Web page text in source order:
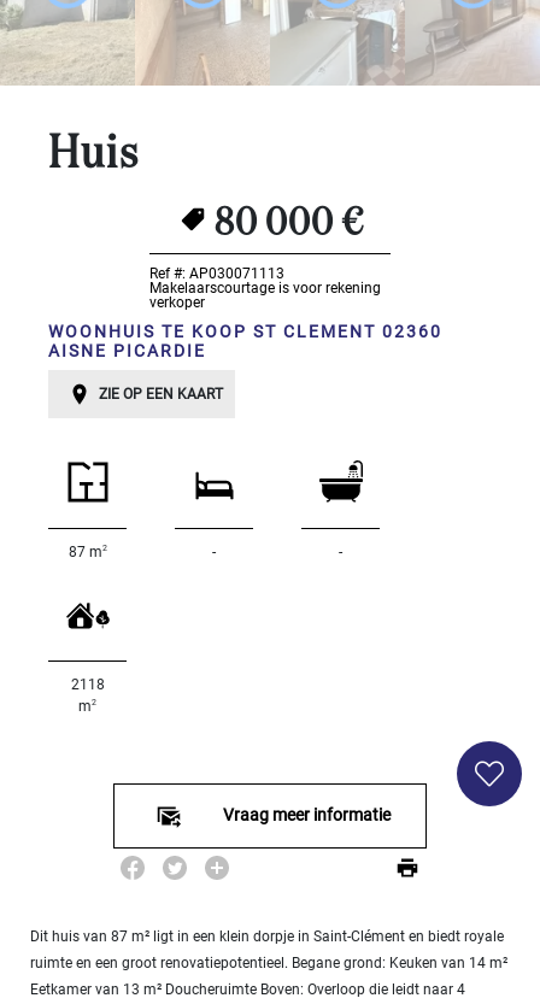
Slaapkamers:
3-5
Omgeving:
SPECIFICEER
onderhoud:
oppervlakte
000
- 5
000
Huis
80 000 €
Ref #: AP030071113
Makelaarscourtage is voor rekening
verkoper
WOONHUIS TE KOOP ST CLEMENT 02360
AISNE PICARDIE
ZIE OP EEN KAART
87 m2 - -
2118
m2
Vraag meer informatie
Dit huis van 87 m² ligt in een klein dorpje in Saint-Clément en biedt royale
ruimte en een groot renovatiepotentieel. Begane grond: Keuken van 14 m²
Eetkamer van 13 m² Doucheruimte Boven: Overloop die leidt naar 4